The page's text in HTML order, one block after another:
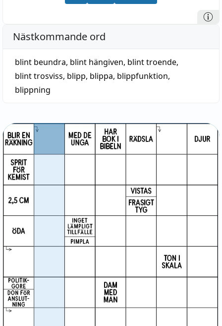
Nästkommande ord
blint beundra, blint hängiven, blint troende,
blint trosviss, blipp, blippa, blippfunktion,
blippning